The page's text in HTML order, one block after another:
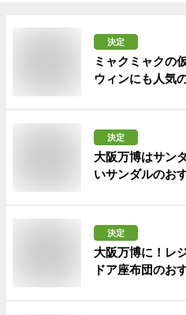
決定
ミャクミャクの
ウィンにも人気
決定
大阪万博はサン
いサンダルのお
決定
大阪万博に！レ
ドア座布団のお